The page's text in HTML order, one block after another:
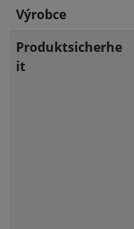
Výrobce
Produktsicherhe
it